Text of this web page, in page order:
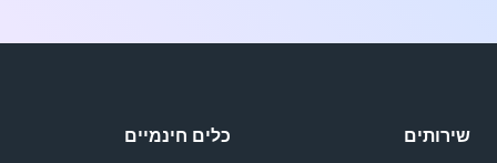
שירותים כלים חינמיים